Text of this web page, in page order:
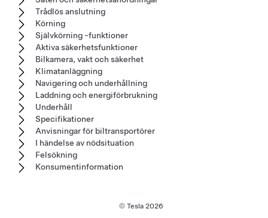
Trådlös anslutning
Körning
Självkörning -funktioner
Aktiva säkerhetsfunktioner
Bilkamera, vakt och säkerhet
Klimatanläggning
Navigering och underhållning
Laddning och energiförbrukning
Underhåll
Specifikationer
Anvisningar för biltransportörer
I händelse av nödsituation
Felsökning
Konsumentinformation
© Tesla 2026